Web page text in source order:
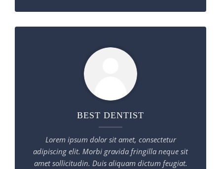
BEST DENTIST
Lorem ipsum dolor sit amet, consectetur
adipiscing elit. Morbi gravida fringilla neque sit
amet sollicitudin. Duis aliquam dictum feugiat.